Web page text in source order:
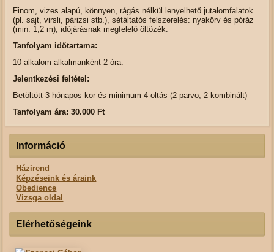
Finom, vizes alapú, könnyen, rágás nélkül lenyelhető jutalomfalatok
(pl. sajt, virsli, párizsi stb.), sétáltatós felszerelés: nyakörv és póráz
(min. 1,2 m), időjárásnak megfelelő öltözék.
Tanfolyam időtartama:
10 alkalom alkalmanként 2 óra.
Jelentkezési feltétel:
Betöltött 3 hónapos kor és minimum 4 oltás (2 parvo, 2 kombinált)
Tanfolyam ára: 30.000 Ft
Információ
Házirend
Képzéseink és áraink
Obedience
Vizsga oldal
Elérhetőségeink